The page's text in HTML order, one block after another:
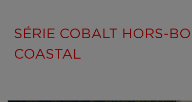
SÉRIE COBALT HORS-
COASTAL